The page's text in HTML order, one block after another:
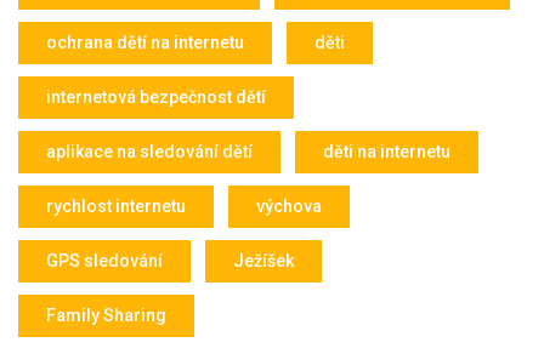
ochrana dětí na internetu děti
internetová bezpečnost dětí
aplikace na sledování dětí děti na internetu
rychlost internetu výchova
GPS sledování Ježíšek
Family Sharing